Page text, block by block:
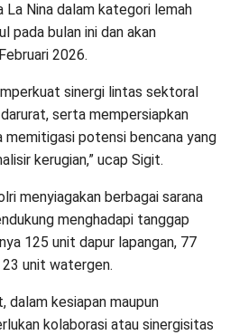
Nina dalam kategori lemah
pada bulan ini dan akan
2026.
sinergi lintas sektoral
serta mempersiapkan
memitigasi potensi bencana yang
kerugian,” ucap Sigit.
menyiagakan berbagai sarana
menghadapi tanggap
125 unit dapur lapangan, 77
unit watergen.
dalam kesiapan maupun
kolaborasi atau sinergisitas